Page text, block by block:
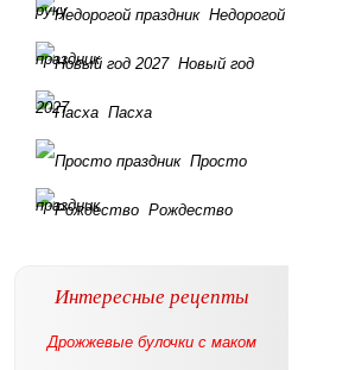
руку Недорогой
праздник Новый год
2027 Пасха
Просто
праздник Рождество
Интересные рецепты
Дрожжевые булочки с маком